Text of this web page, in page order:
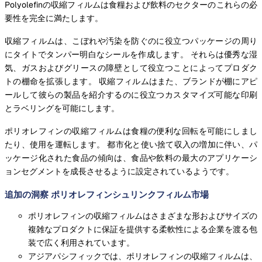
Polyolefinの収縮フィルムは食糧および飲料のセクターのこれらの必
要性を完全に満たします。
収縮フィルムは、こぼれや汚染を防ぐのに役立つパッケージの周り
にタイトでタンパー明白なシールを作成します。 それらは優秀な湿
気、ガスおよびグリースの障壁として役立つことによってプロダク
トの棚命を拡張します。 収縮フィルムはまた、ブランドが棚にアピ
ールして彼らの製品を紹介するのに役立つカスタマイズ可能な印刷
とラベリングを可能にします。
ポリオレフィンの収縮フィルムは食糧の便利な回転を可能にしまし
たり、使用を運転します。 都市化と使い捨て収入の増加に伴い、パ
ッケージ化された食品の傾向は、食品や飲料の最大のアプリケーシ
ョンセグメントを成長させるように設定されているようです。
追加の洞察 ポリオレフィンシュリンクフィルム市場
ポリオレフィンの収縮フィルムはさまざまな形およびサイズの
複雑なプロダクトに保証を提供する柔軟性による企業を渡る包
装で広く利用されています。
アジアパシフィックでは、ポリオレフィンの収縮フィルムは、